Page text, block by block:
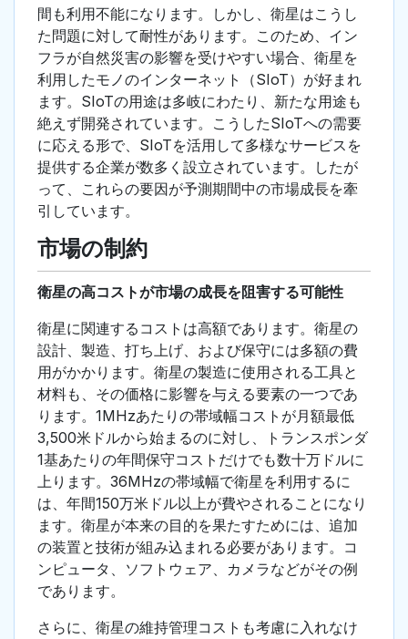
間も利用不能になります。しかし、衛星はこうし
た問題に対して耐性があります。このため、イン
フラが自然災害の影響を受けやすい場合、衛星を
利用したモノのインターネット（SIoT）が好まれ
ます。SIoTの用途は多岐にわたり、新たな用途も
絶えず開発されています。こうしたSIoTへの需要
に応える形で、SIoTを活用して多様なサービスを
提供する企業が数多く設立されています。したが
って、これらの要因が予測期間中の市場成長を牽
引しています。
市場の制約
衛星の高コストが市場の成長を阻害する可能性
衛星に関連するコストは高額であります。衛星の
設計、製造、打ち上げ、および保守には多額の費
用がかかります。衛星の製造に使用される工具と
材料も、その価格に影響を与える要素の一つであ
ります。1MHzあたりの帯域幅コストが月額最低
3,500米ドルから始まるのに対し、トランスポンダ
1基あたりの年間保守コストだけでも数十万ドルに
上ります。36MHzの帯域幅で衛星を利用するに
は、年間150万米ドル以上が費やされることになり
ます。衛星が本来の目的を果たすためには、追加
の装置と技術が組み込まれる必要があります。コ
ンピュータ、ソフトウェア、カメラなどがその例
であります。
さらに、衛星の維持管理コストも考慮に入れなけ